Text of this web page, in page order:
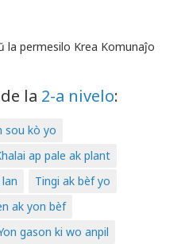
la permesilo Krea Komunaĵo
la 2-a nivelo:
sou kò yo
ap pale ak plant
Tingi ak bèf yo
ak yon bèf
gason ki wo anpil